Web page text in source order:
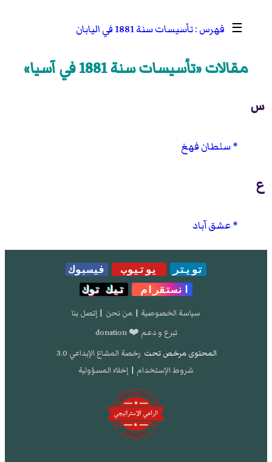
☰ تأسيسات سنة 1881 في اليابان
مقالات «تأسيسات سنة 1881 في آسيا»
س
سلطان فهغ
ع
عشق آباد
تويتر يوتيوب
فيسبوك
انستقرام
تيك توك
سياسة الخصوصية | من نحن | إتصل بنا
تبرع و دعم ❤️ donation
المحتوى مرخص تحت رخصة المشاع الإبداعي 3.0
شروط الإستخدام | إخلاء المسؤولية